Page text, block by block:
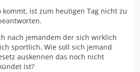
kommt, ist zum heutigen Tag nicht zu
nach jemandem der sich wirklich
sportlich. Wie soll sich jemand
auskennen das noch nicht
ist?